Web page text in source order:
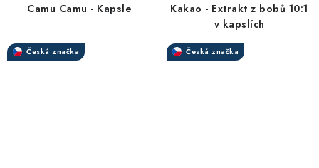
Camu Camu - Kapsle
Česká značka
Kakao - Extrakt z bobů 10:1
v kapslích
Česká značka